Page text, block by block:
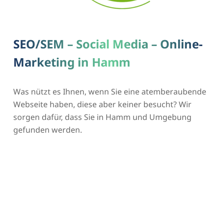
SEO/SEM – Social Media – Online-
Marketing in Hamm
Was nützt es Ihnen, wenn Sie eine atemberaubende
Webseite haben, diese aber keiner besucht? Wir
sorgen dafür, dass Sie in Hamm und Umgebung
gefunden werden.